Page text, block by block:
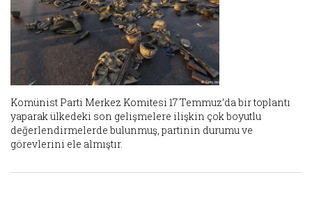
Komünist Parti Merkez Komitesi 17 Temmuz’da bir toplantı
yaparak ülkedeki son gelişmelere ilişkin çok boyutlu
değerlendirmelerde bulunmuş, partinin durumu ve
görevlerini ele almıştır.